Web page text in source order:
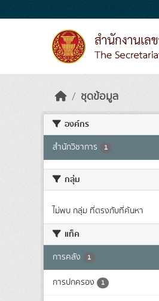
ชุดข้อมูล
องค์กร
สำนักวิชาการ 1
กลุ่ม
ไม่พบ กลุ่ม ที่ตรงกับที่ค้นหา
แท็ค
การคลัง 1
การปกครอง 1